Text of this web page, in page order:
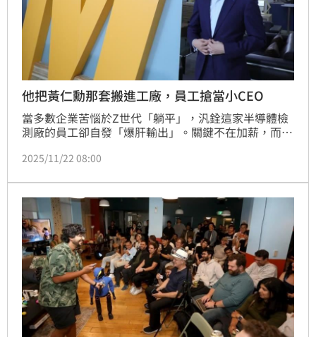
他把黃仁勳那套搬進工廠，員工搶當小CEO
當多數企業苦惱於Z世代「躺平」，汎銓這家半導體檢
測廠的員工卻自發「爆肝輸出」。關鍵不在加薪，而是
法。他打破階級，讓基層聲音直達決策核心，員工不再
2025/11/22 08:00